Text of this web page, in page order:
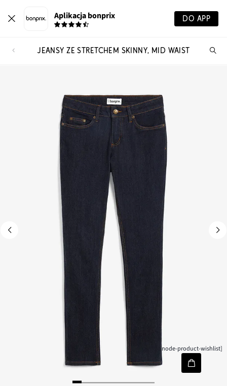
Aplikacja bonprix DO APP
JEANSY ZE STRETCHEM SKINNY, MID WAIST
[node-product-wishlist]